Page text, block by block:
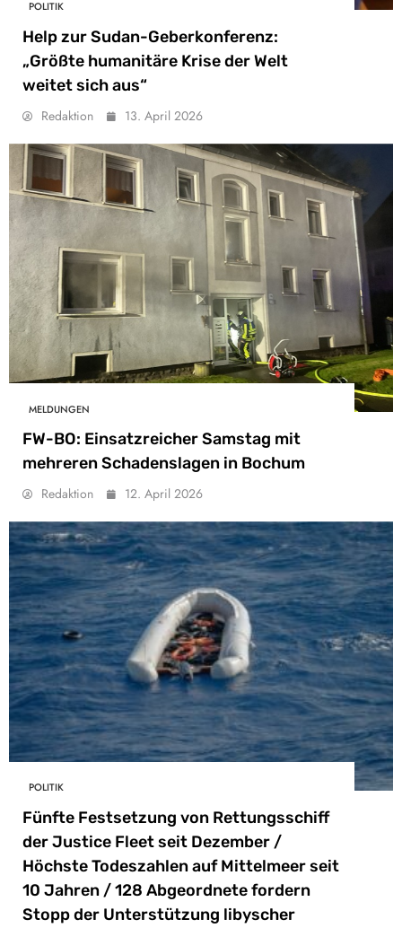
POLITIK
Help zur Sudan-Geberkonferenz:
„Größte humanitäre Krise der Welt
weitet sich aus“
Redaktion 13. April 2026
MELDUNGEN
FW-BO: Einsatzreicher Samstag mit
mehreren Schadenslagen in Bochum
Redaktion 12. April 2026
POLITIK
Fünfte Festsetzung von Rettungsschiff
der Justice Fleet seit Dezember /
Höchste Todeszahlen auf Mittelmeer seit
10 Jahren / 128 Abgeordnete fordern
Stopp der Unterstützung libyscher